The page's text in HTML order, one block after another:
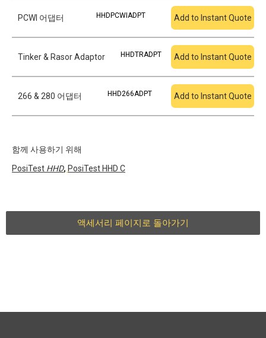
PCWI 어댑터 HHDPCWIADPT Add to Instant Quote
Tinker & Rasor Adaptor HHDTRADPT Add to Instant Quote
266 & 280 어댑터 HHD266ADPT Add to Instant Quote
함께 사용하기 위해
PosiTest HHD, PosiTest HHD C
액세서리 페이지로 돌아가기